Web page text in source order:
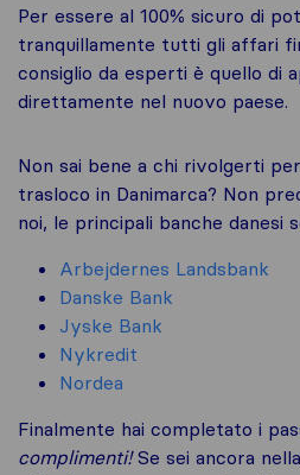
Per essere al 100% sicuro di
tranquillamente tutti gli affari
consiglio da esperti è quello di
direttamente nel nuovo paese.
Non sai bene a chi rivolgerti
trasloco in Danimarca? Non
noi, le principali banche danesi
Arbejdernes Landsbank
Danske Bank
Jyske Bank
Nykredit
Nordea
Finalmente hai completato i
complimenti!Se sei ancora